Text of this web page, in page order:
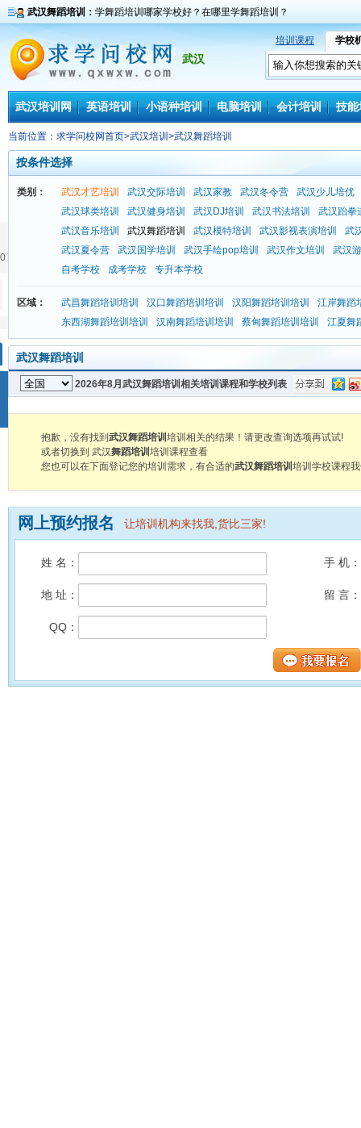
武汉舞蹈培训： 学舞蹈培训哪家学校好？在哪里学舞蹈培训？
武汉
培训课程 学校
武汉培训网 英语培训 小语种培训 电脑培训 会计培训 技能
当前位置： 求学问校网首页>武汉培训 >武汉舞蹈培训
按条件选择
类别： 武汉才艺培训 武汉交际培训 武汉家教 武汉冬令营
武汉少儿培优
武汉球类培训
武汉健身培训 武汉DJ培训 武汉书法培训
武汉跆拳
武汉音乐培训
武汉舞蹈培训 武汉模特培训 武汉影视表演培训
武
武汉夏令营
武汉国学培训 武汉手绘pop培训 武汉作文培训
武汉
自考学校
成考学校 专升本学校
区域： 武昌舞蹈培训培训 汉口舞蹈培训培训 汉阳舞蹈培训培训
江岸舞蹈
东西湖舞蹈培训培训
汉南舞蹈培训培训 蔡甸舞蹈培训培训 江夏舞
武汉舞蹈培训
2026年8月武汉舞蹈培训相关培训课程和学校列表
抱歉，没有找到 武汉舞蹈培训 培训相关的结果！请更改查询选项再试试!
或者切换到 武汉舞蹈培训 培训课程查看
您也可以在下面登记您的培训需求，有合适的武汉舞蹈培训 培训学校课程
网上预约报名 让培训机构来找我,货比三家!
姓 名： 手 机：
地 址： 留 言：
QQ：